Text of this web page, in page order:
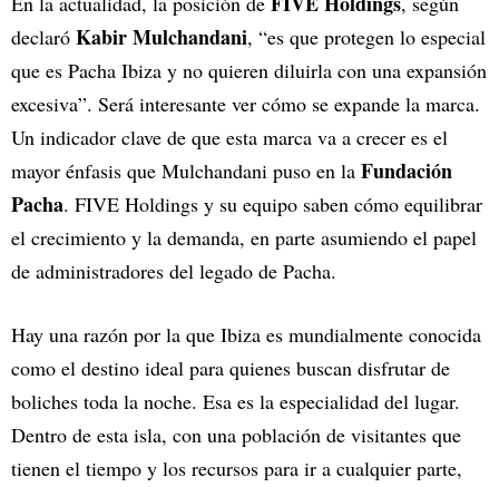
declaró Kabir Mulchandani, “es que protegen lo especial
que es Pacha Ibiza y no quieren diluirla con una expansión
excesiva”. Será interesante ver cómo se expande la marca.
Un indicador clave de que esta marca va a crecer es el
mayor énfasis que Mulchandani puso en la Fundación
Pacha. FIVE Holdings y su equipo saben cómo equilibrar
el crecimiento y la demanda, en parte asumiendo el papel
de administradores del legado de Pacha.
Hay una razón por la que Ibiza es mundialmente conocida
como el destino ideal para quienes buscan disfrutar de
boliches toda la noche. Esa es la especialidad del lugar.
Dentro de esta isla, con una población de visitantes que
tienen el tiempo y los recursos para ir a cualquier parte,